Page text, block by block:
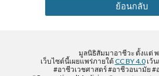
ย้อนกลับ
มูลนิธิสัมมาอาชีวะ ตั้งแต่
เว็บไซต์นี้เผยแพร่ภายใต้CC BY 4.0เว้น
#อาชีวเวชศาสตร์ #อาชีวอนามัย #